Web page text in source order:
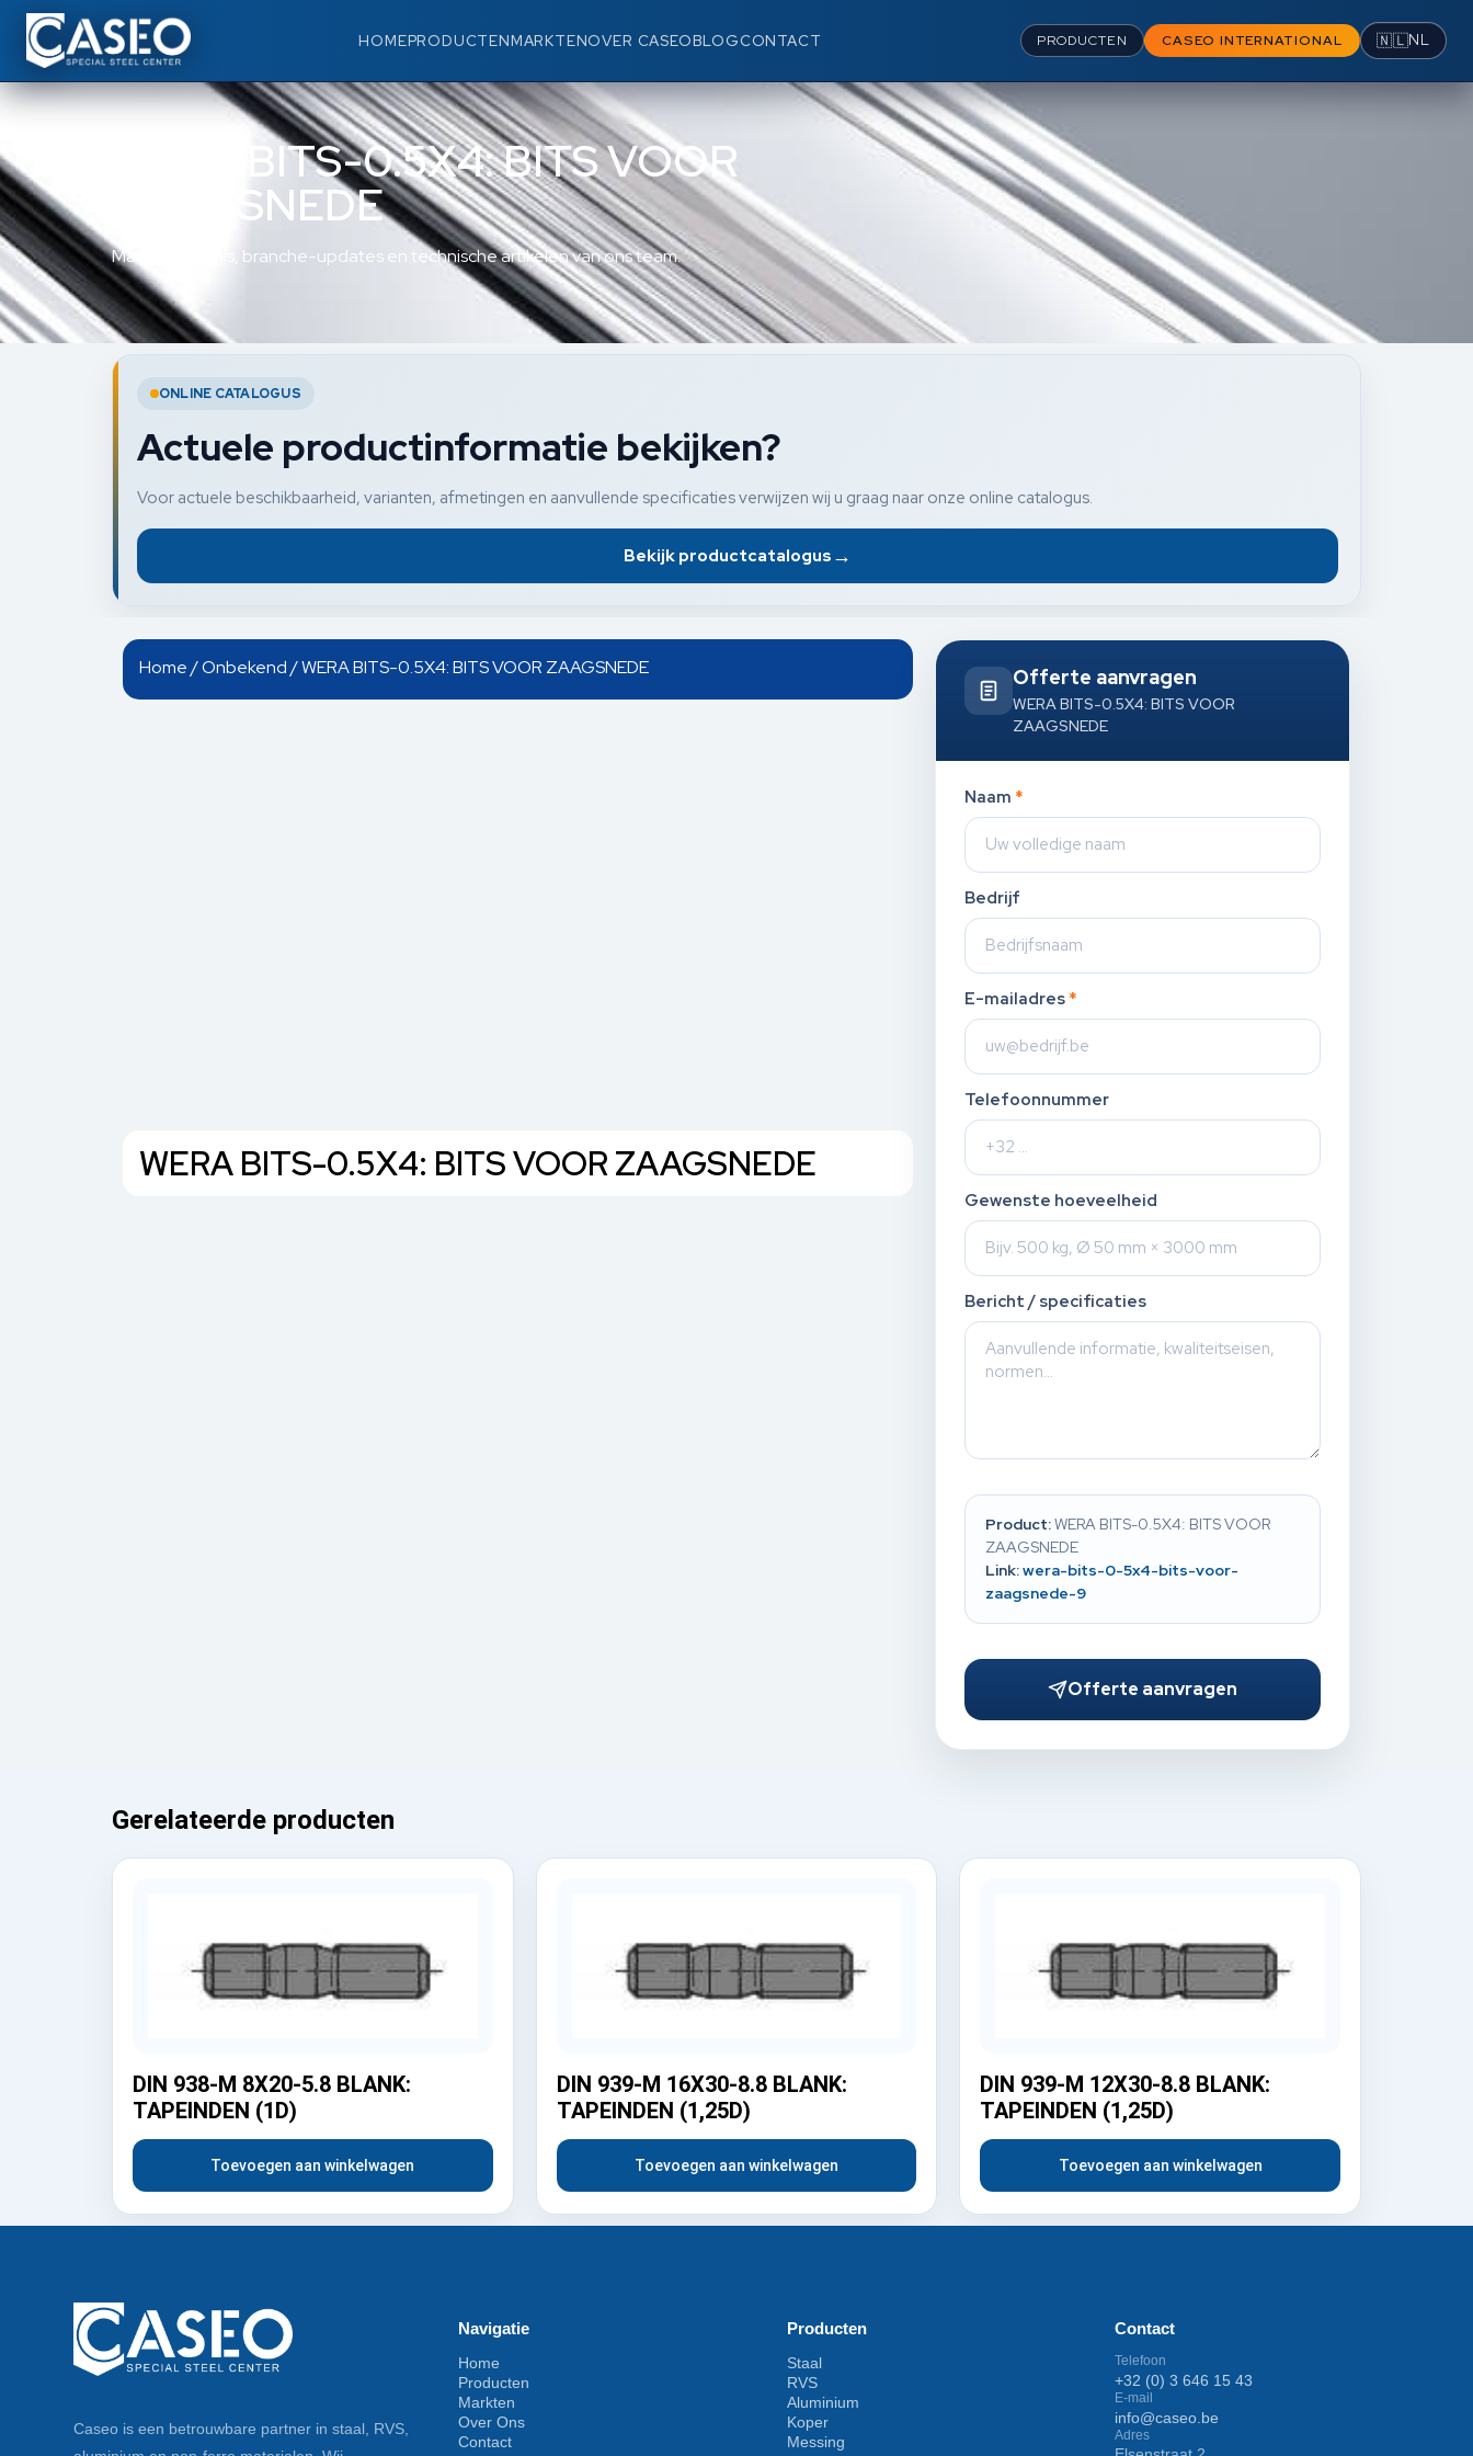
HOMEPRODUCTENMARKTENOVER CASEOBLOGCONTACT PRODUCTEN CASEO INTERNATIONAL 🇳🇱NL
WERA BITS-0.5X4: BITS VOOR
ZAAGSNEDE
Materiaalkennis, branche-updates en technische artikelen van ons team.
ONLINE CATALOGUS
Actuele productinformatie bekijken?
Voor actuele beschikbaarheid, varianten, afmetingen en aanvullende specificaties verwijzen wij u graag naar onze online catalogus.
Bekijk productcatalogus →
Home/Onbekend/ WERA BITS-0.5X4: BITS VOOR ZAAGSNEDE
WERA BITS-0.5X4: BITS VOOR ZAAGSNEDE
Offerte aanvragen
WERA BITS-0.5X4: BITS VOOR
ZAAGSNEDE
Naam *
Bedrijf
E-mailadres *
Telefoonnummer
Gewenste hoeveelheid
Bericht / specificaties
Product:WERA BITS-0.5X4: BITS VOOR
ZAAGSNEDE
Link:wera-bits-0-5x4-bits-voor-
zaagsnede-9
Offerte aanvragen
Gerelateerde producten
DIN 938-M 8X20-5.8 BLANK:
TAPEINDEN (1D)
Toevoegen aan winkelwagen
DIN 939-M 16X30-8.8 BLANK:
TAPEINDEN (1,25D)
Toevoegen aan winkelwagen
DIN 939-M 12X30-8.8 BLANK:
TAPEINDEN (1,25D)
Toevoegen aan winkelwagen
Caseo is een betrouwbare partner in staal, RVS,
Navigatie
Home
Producten
Markten
Over Ons
Contact
Producten
Staal
RVS
Aluminium
Koper
Messing
Contact
Telefoon
+32 (0) 3 646 15 43
E-mail
info@caseo.be
Adres